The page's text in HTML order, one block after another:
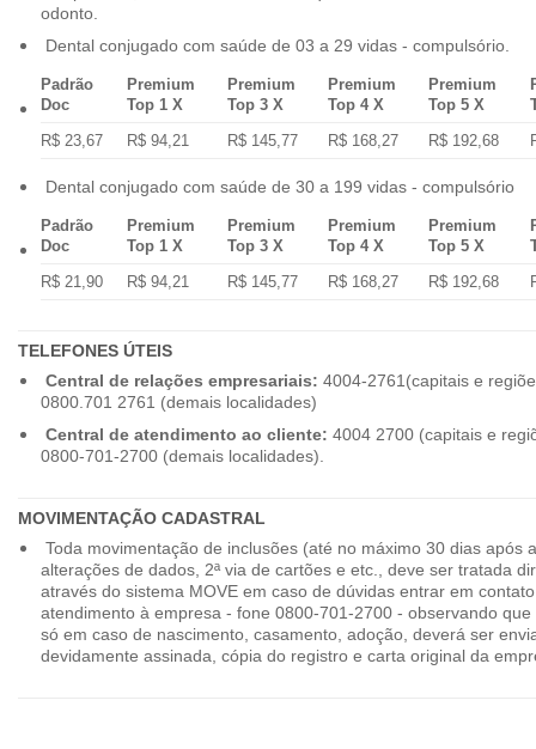
odonto.
Dental conjugado com saúde de 03 a 29 vidas - compulsório.
Padrão
Doc
Premium
Top 1 X
Premium
Top 3 X
Premium
Top 4 X
Premium
Top 5 X
R$ 23,67
R$ 94,21 R$ 145,77 R$ 168,27 R$ 192,68
Dental conjugado com saúde de 30 a 199 vidas - compulsório
Padrão
Doc
Premium
Top 1 X
Premium
Top 3 X
Premium
Top 4 X
Premium
Top 5 X
R$ 21,90
R$ 94,21 R$ 145,77 R$ 168,27 R$ 192,68
TELEFONES ÚTEIS
Central de relações empresariais: 4004-2761(capitais e
0800.701 2761 (demais localidades)
Central de atendimento ao cliente: 4004 2700 (capitais e
0800-701-2700 (demais localidades).
MOVIMENTAÇÃO CADASTRAL
Toda movimentação de inclusões (até no máximo 30 dias após
alterações de dados, 2ª via de cartões e etc., deve ser tratada
através do sistema MOVE em caso de dúvidas entrar em
atendimento à empresa - fone 0800-701-2700 - observando
só em caso de nascimento, casamento, adoção, deverá ser
devidamente assinada, cópia do registro e carta original da